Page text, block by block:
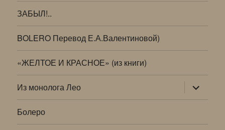
ЗАБЫЛ!..
BOLERO Перевод Е.А.Валентиновой)
«ЖЕЛТОЕ И КРАСНОЕ» (из книги)
Из монолога Лео раскрыть
дочернее
меню
Болеро